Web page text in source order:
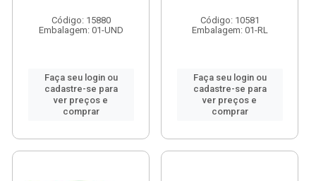
Código: 15880
Embalagem: 01-UND
Faça seu login ou
cadastre-se para
ver preços e
comprar
Código: 10581
Embalagem: 01-RL
Faça seu login ou
cadastre-se para
ver preços e
comprar